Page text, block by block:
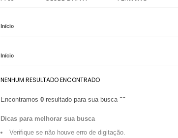
Início
Início
NENHUM RESULTADO ENCONTRADO
Encontramos 0 resultado para sua busca ""
Dicas para melhorar sua busca
Verifique se não houve erro de digitação.